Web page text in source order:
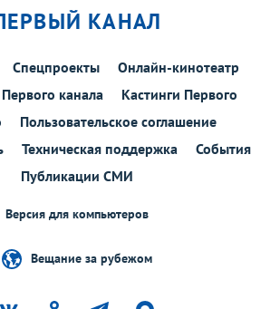
КАНАЛ
Спецпроекты
Онлайн-кинотеатр
канала
Кастинги Первого
Пользовательское соглашение
Техническая поддержка
События
Публикации СМИ
Версия для компьютеров
Вещание за рубежом